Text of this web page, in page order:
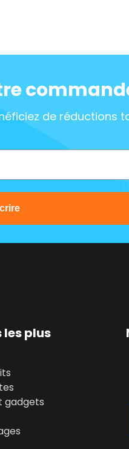
de réductions
plus
gadgets